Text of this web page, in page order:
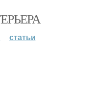
статьи